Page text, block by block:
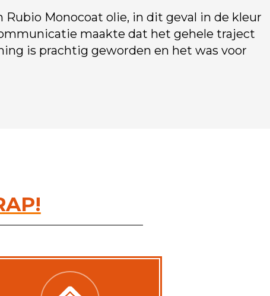
Monocoat olie, in dit geval in de kleur
maakte dat het gehele traject
is prachtig geworden en het was voor